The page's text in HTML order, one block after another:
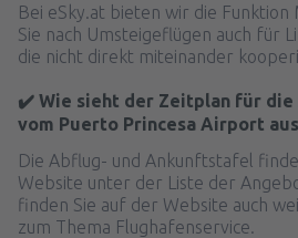
Bei eSky.at bieten wir die Funktion
Sie nach Umsteigeflügen auch für
die nicht direkt miteinander
✔️ Wie sieht der Zeitplan für die
vom Puerto Princesa Airport
Die Abflug- und Ankunftstafel
Website unter der Liste der
finden Sie auf der Website auch
zum Thema Flughafenservice.